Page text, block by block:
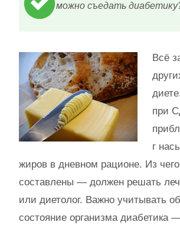
можно съедать
Всё
при
г
жиров в дневном рационе. Из
составлены — должен решать
или диетолог. Важно учитывать
состояние организма диабетика